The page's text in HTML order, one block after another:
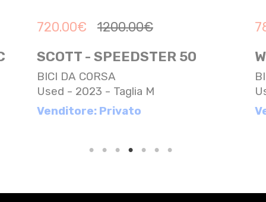
720.00€ 1200.00€
SCOTT - SPEEDSTER 50
BICI DA CORSA
Used - 2023 - Taglia M
Venditore: Privato